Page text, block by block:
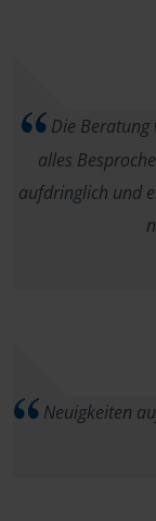
Die
alles
aufdringlich und
Neuigkeiten